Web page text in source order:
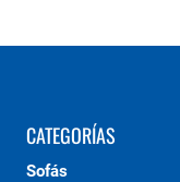
CATEGORÍAS
Sofás